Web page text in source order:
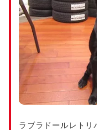
ラブラドールレトリ